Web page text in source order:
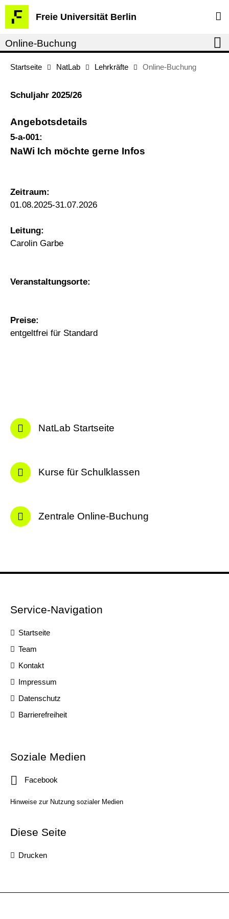
Springe
direkt
zu
Inhalt
Freie Universität Berlin
Service-
Navigation
Online-Buchung
Startseite NatLab Lehrkräfte Online-Buchung
Schuljahr 2025/26
Angebotsdetails
5-a-001:
NaWi Ich möchte gerne Infos
Zeitraum:
01.08.2025-31.07.2026
Leitung:
Carolin Garbe
Veranstaltungsorte:
Preise:
entgeltfrei für Standard
NatLab Startseite
Kurse für Schulklassen
Zentrale Online-Buchung
Service-Navigation
Startseite
Team
Kontakt
Impressum
Datenschutz
Barrierefreiheit
Soziale Medien
Facebook
Hinweise zur Nutzung sozialer Medien
Diese Seite
Drucken